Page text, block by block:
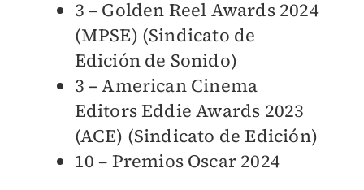
3 – Golden Reel Awards 2024
(MPSE) (Sindicato de
Edición de Sonido)
3 – American Cinema
Editors Eddie Awards 2023
(ACE) (Sindicato de Edición)
10 – Premios Oscar 2024